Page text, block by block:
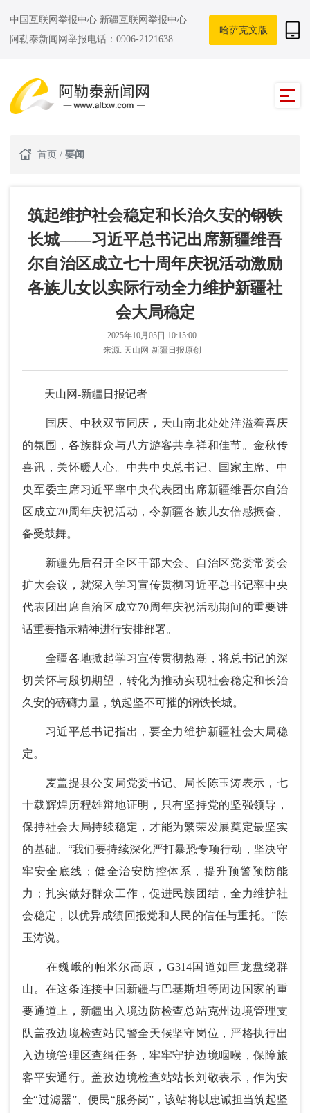
中国互联网举报中心 新疆互联网举报中心
阿勒泰新闻网举报电话：0906-2121638
哈萨克文版
首页 / 要闻
筑起维护社会稳定和长治久安的钢铁
长城——习近平总书记出席新疆维吾
尔自治区成立七十周年庆祝活动激励
各族儿女以实际行动全力维护新疆社
会大局稳定
2025年10月05日 10:15:00
来源: 天山网-新疆日报原创
天山网-新疆日报记者
国庆、中秋双节同庆，天山南北处处洋溢着喜庆
的氛围，各族群众与八方游客共享祥和佳节。金秋传
喜讯，关怀暖人心。中共中央总书记、国家主席、中
央军委主席习近平率中央代表团出席新疆维吾尔自治
区成立70周年庆祝活动，令新疆各族儿女倍感振奋、
备受鼓舞。
新疆先后召开全区干部大会、自治区党委常委会
扩大会议，就深入学习宣传贯彻习近平总书记率中央
代表团出席自治区成立70周年庆祝活动期间的重要讲
话重要指示精神进行安排部署。
全疆各地掀起学习宣传贯彻热潮，将总书记的深
切关怀与殷切期望，转化为推动实现社会稳定和长治
久安的磅礴力量，筑起坚不可摧的钢铁长城。
习近平总书记指出，要全力维护新疆社会大局稳
定。
麦盖提县公安局党委书记、局长陈玉涛表示，七
十载辉煌历程雄辩地证明，只有坚持党的坚强领导，
保持社会大局持续稳定，才能为繁荣发展奠定最坚实
的基础。“我们要持续深化严打暴恐专项行动，坚决守
牢安全底线；健全治安防控体系，提升预警预防能
力；扎实做好群众工作，促进民族团结，全力维护社
会稳定，以优异成绩回报党和人民的信任与重托。”陈
玉涛说。
在巍峨的帕米尔高原，G314国道如巨龙盘绕群
山。在这条连接中国新疆与巴基斯坦等周边国家的重
要通道上，新疆出入境边防检查总站克州边境管理支
队盖孜边境检查站民警全天候坚守岗位，严格执行出
入边境管理区查缉任务，牢牢守护边境咽喉，保障旅
客平安通行。盖孜边境检查站站长刘敬表示，作为安
全“过滤器”、便民“服务岗”，该站将以忠诚担当筑起坚